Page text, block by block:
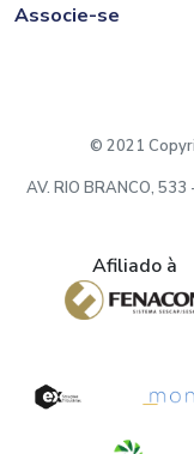
Associe-se
© 2021
AV. RIO BRANCO,
Afiliado à